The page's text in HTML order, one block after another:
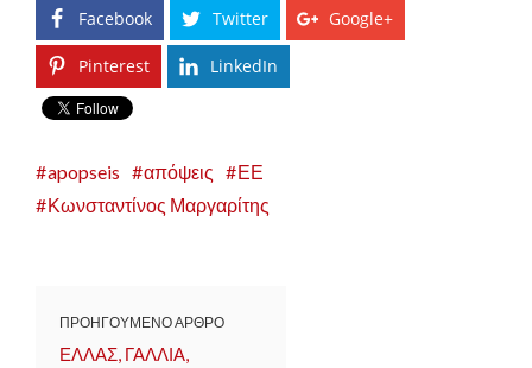
Facebook Twitter Google+
Pinterest LinkedIn
apopseis απόψεις
ΕΕ
Κωνσταντίνος Μαργαρίτης
ΠΡΟΗΓΟΥΜΕΝΟ ΑΡΘΡΟ
ΕΛΛΑΣ, ΓΑΛΛΙΑ,